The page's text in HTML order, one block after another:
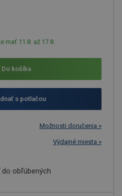
mať 11.8. až 17.8.
Do košíka
s potlačou
Možnosti doručenia »
Výdajné miesta »
do obľúbených